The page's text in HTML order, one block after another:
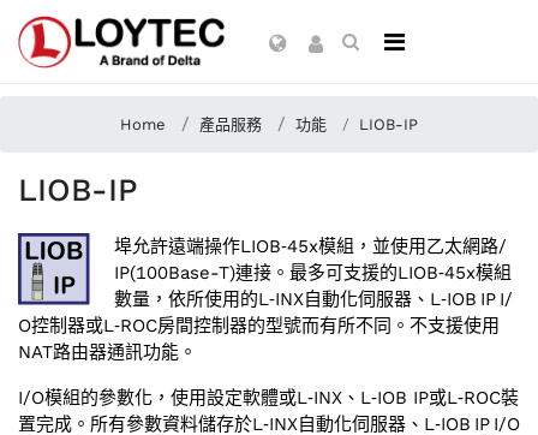
Home 產品服務 功能 LIOB-IP
LIOB-IP
埠允許遠端操作LIOB‑45x模組，並使用乙太網路/‌
IP(100Base-T)連接。最多可支援的LIOB‑45x模組
數量，依所使用的L‑INX自動化伺服器、L‑IOB IP I/‌
O控制器或L‑ROC房間控制器的型號而有所不同。不支援使用
NAT路由器通訊功能。
I/‌O模組的參數化，使用設定軟體或L‑INX、L‑IOB IP或L‑ROC裝
置完成。所有參數資料儲存於L‑INX自動化伺服器、L‑IOB IP I/‌O